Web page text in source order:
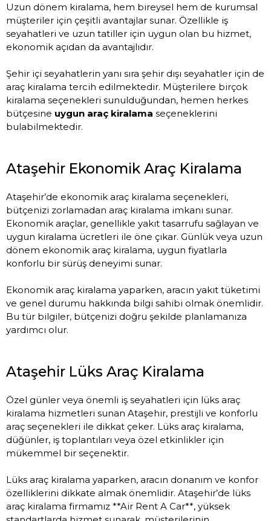
Uzun dönem kiralama, hem bireysel hem de kurumsal
müşteriler için çeşitli avantajlar sunar. Özellikle iş
seyahatleri ve uzun tatiller için uygun olan bu hizmet,
ekonomik açıdan da avantajlıdır.
Şehir içi seyahatlerin yanı sıra şehir dışı seyahatler için de
araç kiralama tercih edilmektedir. Müşterilere birçok
kiralama seçenekleri sunulduğundan, hemen herkes
bütçesine uygun araç kiralama seçeneklerini
bulabilmektedir.
Ataşehir Ekonomik Araç Kiralama
Ataşehir’de ekonomik araç kiralama seçenekleri,
bütçenizi zorlamadan araç kiralama imkanı sunar.
Ekonomik araçlar, genellikle yakıt tasarrufu sağlayan ve
uygun kiralama ücretleri ile öne çıkar. Günlük veya uzun
dönem ekonomik araç kiralama, uygun fiyatlarla
konforlu bir sürüş deneyimi sunar.
Ekonomik araç kiralama yaparken, aracın yakıt tüketimi
ve genel durumu hakkında bilgi sahibi olmak önemlidir.
Bu tür bilgiler, bütçenizi doğru şekilde planlamanıza
yardımcı olur.
Ataşehir Lüks Araç Kiralama
Özel günler veya önemli iş seyahatleri için lüks araç
kiralama hizmetleri sunan Ataşehir, prestijli ve konforlu
araç seçenekleri ile dikkat çeker. Lüks araç kiralama,
düğünler, iş toplantıları veya özel etkinlikler için
mükemmel bir seçenektir.
Lüks araç kiralama yaparken, aracın donanım ve konfor
özelliklerini dikkate almak önemlidir. Ataşehir’de lüks
araç kiralama firmamız **Air Rent A Car**, yüksek